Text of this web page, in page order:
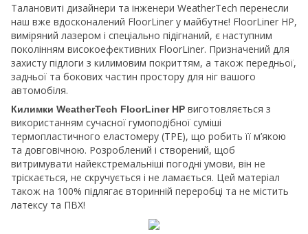
Талановиті дизайнери та інженери WeatherTech перенесли
наш вже вдосконалений FloorLiner у майбутнє! FloorLiner HP,
виміряний лазером і спеціально підігнаний, є наступним
поколінням високоефективних FloorLiner. Призначений для
захисту підлоги з килимовим покриттям, а також передньої,
задньої та бокових частин простору для ніг вашого
автомобіля.
Килимки WeatherTech FloorLiner HP виготовляється з
використанням сучасної гумоподібної суміші
термопластичного еластомеру (TPE), що робить її м’якою
та довговічною. Розроблений і створений, щоб
витримувати найекстремальніші погодні умови, він не
тріскається, не скручується і не ламається. Цей матеріал
також на 100% підлягає вторинній переробці та не містить
латексу та ПВХ!